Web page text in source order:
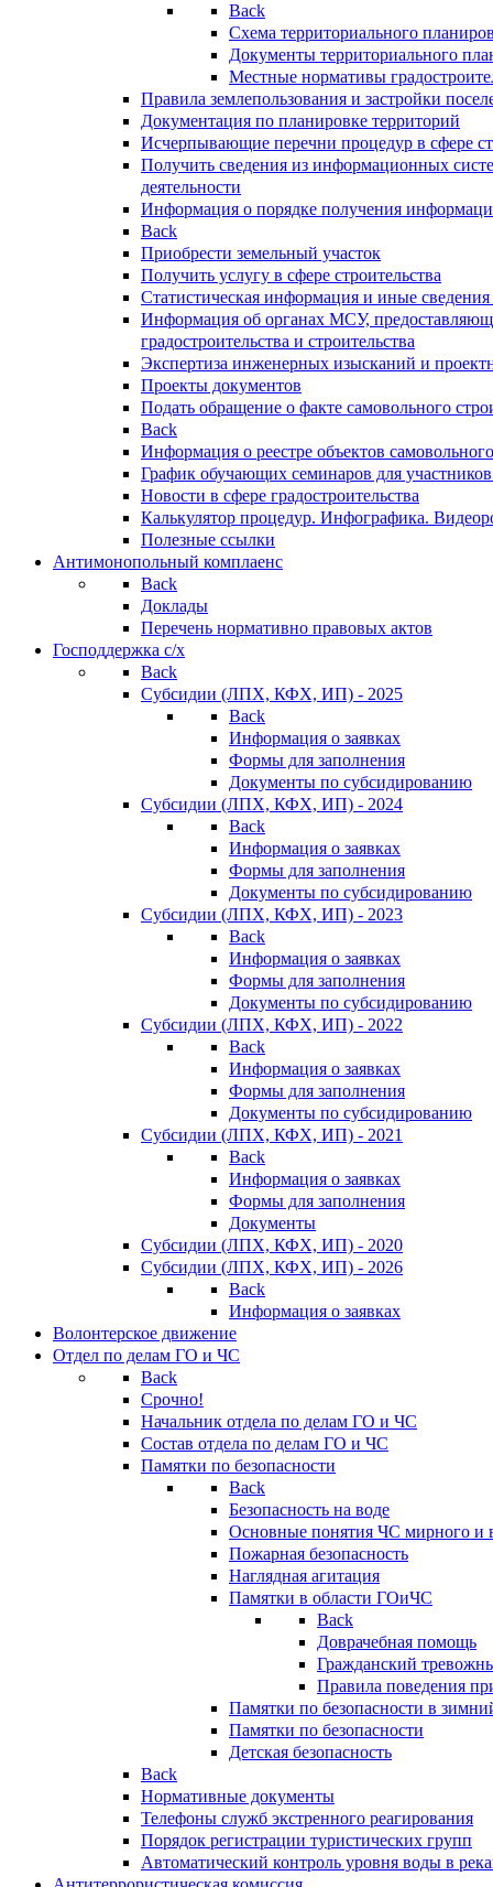
Back
Схема территориального
Документы территориального
Местные нормативы
Правила землепользования и застройки
Документация по планировке территорий
Исчерпывающие перечни процедур в сфере
Получить сведения из информационных
деятельности
Информация о порядке получения
Back
Приобрести земельный участок
Получить услугу в сфере строительства
Статистическая информация и иные сведения
Информация об органах МСУ,
градостроительства и строительства
Экспертиза инженерных изысканий и
Проекты документов
Подать обращение о факте самовольного
Back
Информация о реестре объектов
График обучающих семинаров для участников
Новости в сфере градостроительства
Калькулятор процедур. Инфографика.
Полезные ссылки
Антимонопольный комплаенс
Back
Доклады
Перечень нормативно правовых актов
Господдержка с/х
Back
Субсидии (ЛПХ, КФХ, ИП) - 2025
Back
Информация о заявках
Формы для заполнения
Документы по субсидированию
Субсидии (ЛПХ, КФХ, ИП) - 2024
Back
Информация о заявках
Формы для заполнения
Документы по субсидированию
Субсидии (ЛПХ, КФХ, ИП) - 2023
Back
Информация о заявках
Формы для заполнения
Документы по субсидированию
Субсидии (ЛПХ, КФХ, ИП) - 2022
Back
Информация о заявках
Формы для заполнения
Документы по субсидированию
Субсидии (ЛПХ, КФХ, ИП) - 2021
Back
Информация о заявках
Формы для заполнения
Документы
Субсидии (ЛПХ, КФХ, ИП) - 2020
Субсидии (ЛПХ, КФХ, ИП) - 2026
Back
Информация о заявках
Волонтерское движение
Отдел по делам ГО и ЧС
Back
Срочно!
Начальник отдела по делам ГО и ЧС
Состав отдела по делам ГО и ЧС
Памятки по безопасности
Back
Безопасность на воде
Основные понятия ЧС мирного и
Пожарная безопасность
Наглядная агитация
Памятки в области ГОиЧС
Back
Доврачебная помощь
Гражданский
Правила поведения
Памятки по безопасности в
Памятки по безопасности
Детская безопасность
Back
Нормативные документы
Телефоны служб экстренного реагирования
Порядок регистрации туристических групп
Автоматический контроль уровня воды в